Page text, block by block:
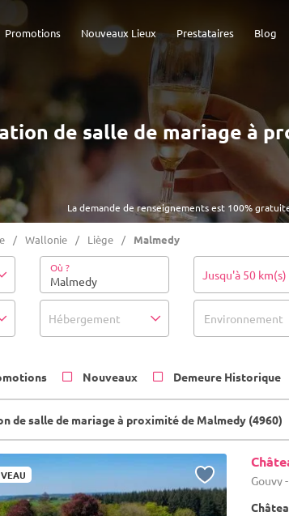
Blog
Prestataires
Nouveaux Lieux
Promotions
La demande de renseignements est 100%
de salle de mariage à
Wallonie Liège Malmedy
Où ? Jusqu'à 50 km(s)
Hébergement Environnement
Nouveaux Demeure Historique
de salle de mariage à proximité de Malmedy (4960)
Gouvy